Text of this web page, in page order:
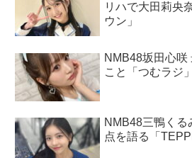
リハで大田莉央
ウン」
NMB48坂田心咲
こと「つむラジ」
NMB48三鴨くる
点を語る「